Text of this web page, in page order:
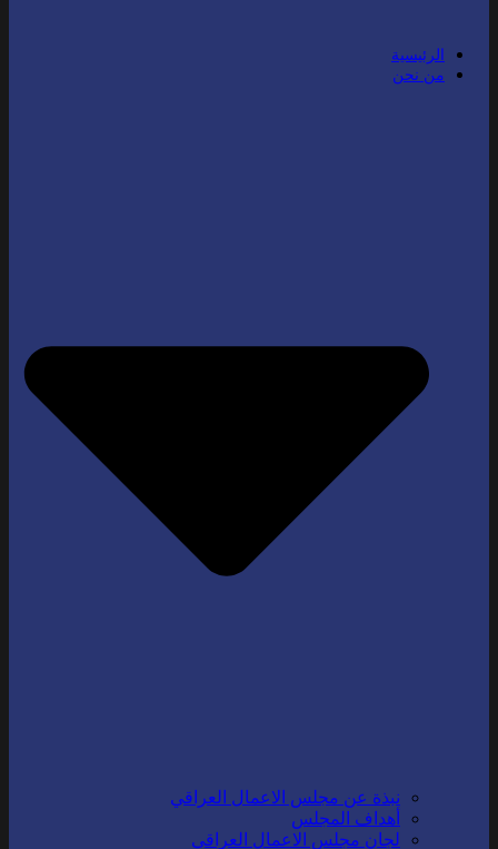
الرئيسية
من نحن
نبذة عن مجلس الاعمال العراقي
أهداف المجلس
لجان مجلس الاعمال العراقي